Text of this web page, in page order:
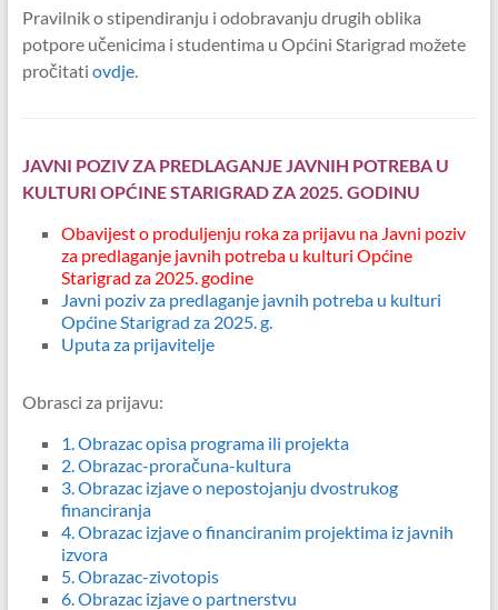
Pravilnik o stipendiranju i odobravanju drugih oblika
potpore učenicima i studentima u Općini Starigrad možete
pročitati ovdje.
JAVNI POZIV ZA PREDLAGANJE JAVNIH POTREBA U
KULTURI OPĆINE STARIGRAD ZA 2025. GODINU
Obavijest o produljenju roka za prijavu na Javni poziv
za predlaganje javnih potreba u kulturi Općine
Starigrad za 2025. godine
Javni poziv za predlaganje javnih potreba u kulturi
Općine Starigrad za 2025. g.
Uputa za prijavitelje
Obrasci za prijavu:
1.Obrazac opisa programa ili projekta
2. Obrazac-proračuna-kultura
3. Obrazac izjave o nepostojanju dvostrukog
financiranja
4. Obrazac izjave o financiranim projektima iz javnih
izvora
5. Obrazac-zivotopis
6. Obrazac izjave o partnerstvu